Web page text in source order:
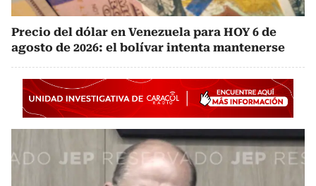
Precio del dólar en Venezuela para HOY 6 de
agosto de 2026: el bolívar intenta mantenerse